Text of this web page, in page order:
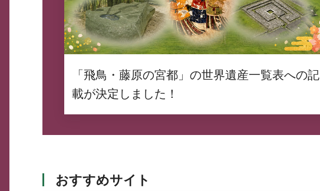
「飛鳥・藤原の宮都」の世界遺産一覧表への記
載が決定しました！
おすすめサイト